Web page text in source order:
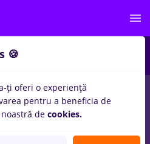
Entry-Level (< 2 ani)
🍪
ți oferi o experiență
pentru a beneficia de
de cookies.